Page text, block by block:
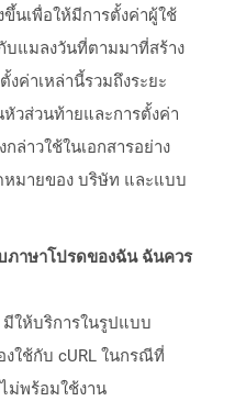
นเพื่อให้มีการตั้งค่าผู้ใช้
บแมลงวันที่ตามมาที่สร้าง
งค่าเหล่านี้รวมถึงระยะ
วส่วนท้ายและการตั้งค่า
ล่าวใช้ในเอกสารอย่าง
หมายของ บริษัท และแบบ
ภาษาโปรดของฉัน ฉันควร
มีให้บริการในรูปแบบ
งใช้กับ cURL ในกรณีที่
ม่พร้อมใช้งาน